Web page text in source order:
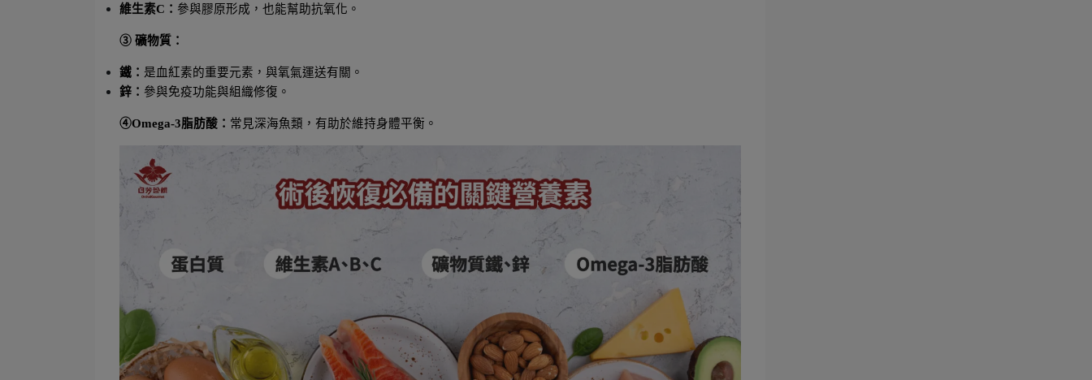
維生素C： 參與膠原形成，也能幫助抗氧化。
③ 礦物質：
鐵： 是血紅素的重要元素，與氧氣運送有關。
鋅： 參與免疫功能與組織修復。
④Omega-3脂肪酸： 常見深海魚類，有助於維持身體平衡。